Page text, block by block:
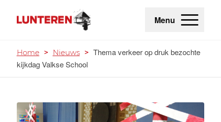
Menu
Home > Nieuws > Thema verkeer op druk bezochte
kijkdag Valkse School